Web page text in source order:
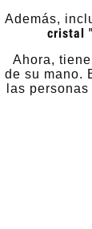
Además,
cristal
Ahora,
de su mano.
las